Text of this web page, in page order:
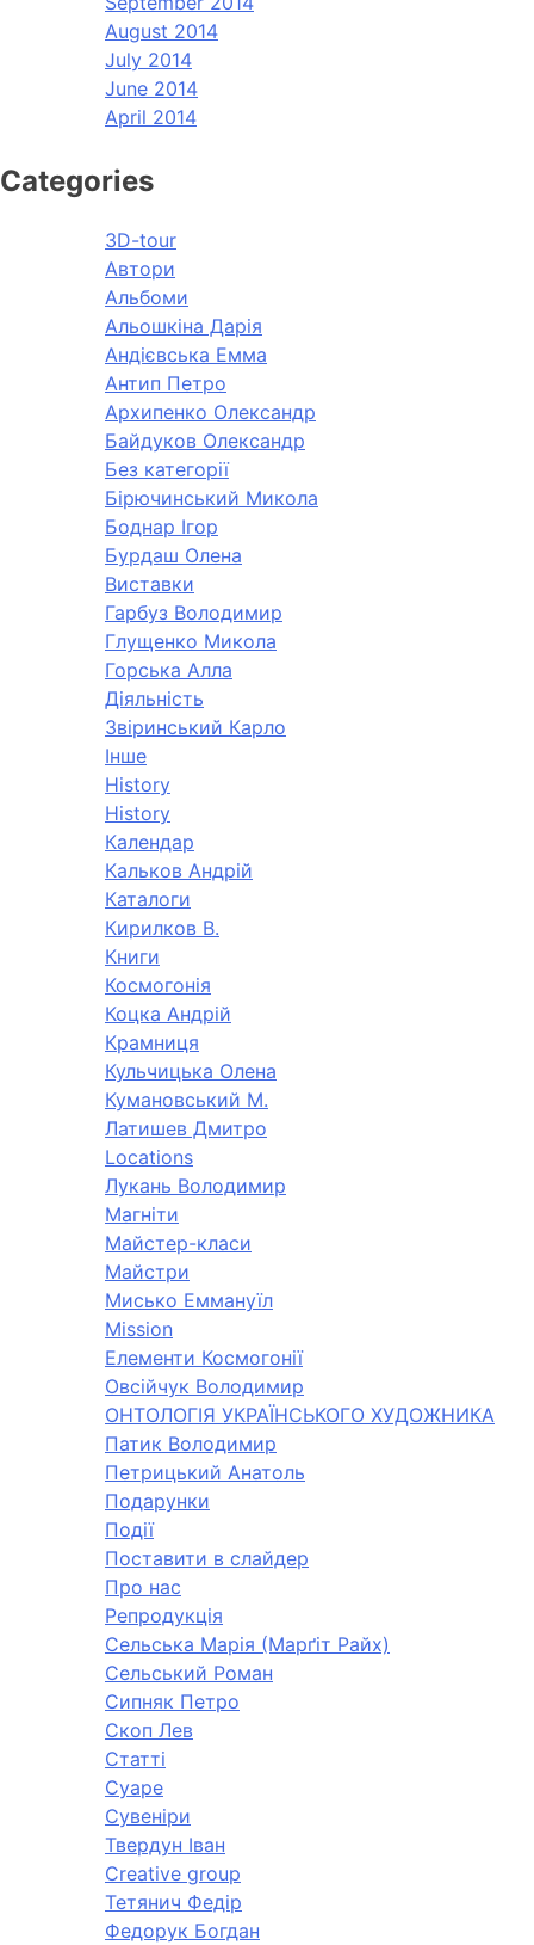
August 2014
July 2014
June 2014
April 2014
Categories
3D-tour
Автори
Альбоми
Альошкіна Дарія
Андієвська Емма
Антип Петро
Архипенко Олександр
Байдуков Олександр
Без категорії
Бірючинський Микола
Боднар Ігор
Бурдаш Олена
Виставки
Гарбуз Володимир
Глущенко Микола
Горська Алла
Діяльність
Звіринський Карло
Інше
History
History
Календар
Кальков Андрій
Каталоги
Кирилков В.
Книги
Космогонія
Коцка Андрій
Крамниця
Кульчицька Олена
Кумановський М.
Латишев Дмитро
Locations
Лукань Володимир
Магніти
Майстер-класи
Майстри
Мисько Еммануїл
Mission
Елементи Космогонії
Овсійчук Володимир
ОНТОЛОГІЯ УКРАЇНСЬКОГО ХУДОЖНИКА
Патик Володимир
Петрицький Анатоль
Подарунки
Події
Поставити в слайдер
Про нас
Репродукція
Сельська Марія (Марґіт Райх)
Сельський Роман
Сипняк Петро
Скоп Лев
Статті
Суаре
Сувеніри
Твердун Іван
Creative group
Тетянич Федір
Федорук Богдан